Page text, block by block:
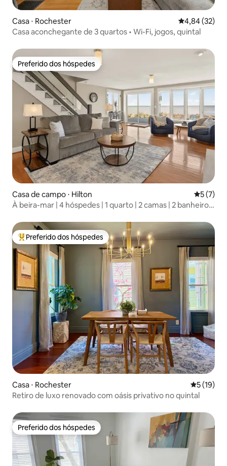
Casa ⋅ Rochester 4,84 de uma
4,84 (32)
Casa aconchegante de 3 quartos • Wi-Fi, jogos, quintal
Preferido dos hóspedes
Preferido dos hóspedes
Casa de campo ⋅ Hilton 5 de
5 (7)
À beira-mar | 4 hóspedes | 1 quarto | 2 camas | 2 banheiros
Entre os melhores preferidos dos hóspedes
Preferido dos hóspedes
Casa ⋅ Rochester 5 de uma
5 (19)
Retiro de luxo renovado com oásis privativo no quintal
Preferido dos hóspedes
Preferido dos hóspedes